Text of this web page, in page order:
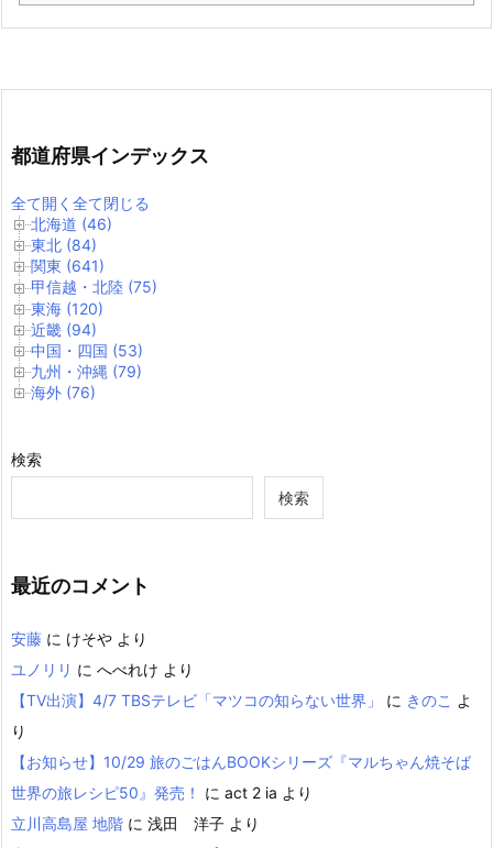
都道府県インデックス
全て開く 全て閉じる
北海道 (46)
東北 (84)
関東 (641)
甲信越・北陸 (75)
東海 (120)
近畿 (94)
中国・四国 (53)
九州・沖縄 (79)
海外 (76)
検索
検索
最近のコメント
安藤 に けそや より
ユノリリ に へべれけ より
【TV出演】4/7 TBSテレビ「マツコの知らない世界」
に きのこ よ
り
【お知らせ】10/29 旅のごはんBOOKシリーズ『マルちゃん焼そば
世界の旅レシピ50』発売！
に act 2 ia より
立川高島屋 地階 に 浅田 洋子 より